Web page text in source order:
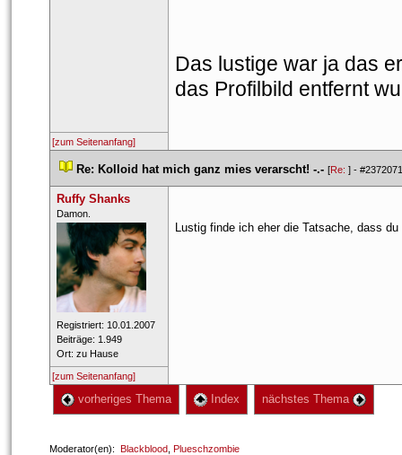
Das lustige war ja das
das Profilbild entfernt
[zum Seitenanfang]
Re: Kolloid hat mich ganz mies verarscht! -.- [Re: ] - #2372071
Ruffy Shank
Damon​.​
Registriert: 10.01.2007
Beiträge: 1.949
Ort: zu Hause
Lustig finde ich eher die Tatsache, dass
[zum Seitenanfang]
vorheriges Thema Index nächstes Thema
Moderator(en): Blackblood Plueschzombie